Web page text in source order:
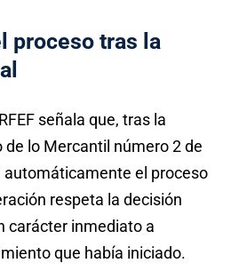
proceso tras la
señala que, tras la
lo Mercantil número 2 de
automáticamente el proceso
respeta la decisión
carácter inmediato a
que había iniciado.